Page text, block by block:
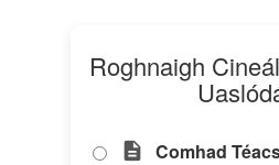
Roghnaigh
description Comhad